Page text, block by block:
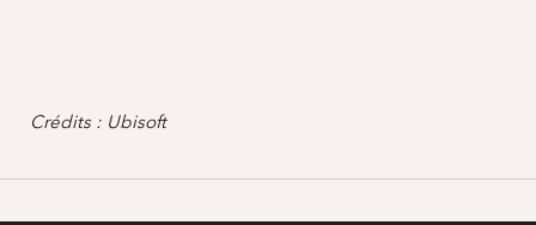
Crédits : Ubisoft